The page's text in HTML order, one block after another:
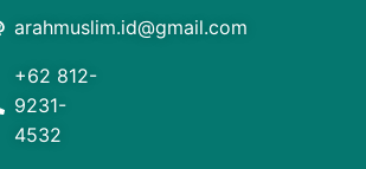
arahmuslim.id@gmail.com
+62 812-
9231-
4532